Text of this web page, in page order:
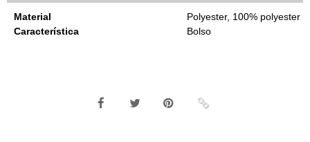
Material
Polyester, 100% polyester
Característica
Bolso